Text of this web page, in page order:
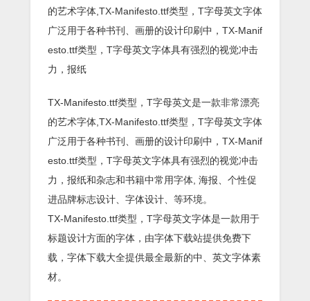
的艺术字体,TX-Manifesto.ttf类型，T字母英文字体
广泛用于各种书刊、画册的设计印刷中，TX-Manif
esto.ttf类型，T字母英文字体具有强烈的视觉冲击
力，报纸
TX-Manifesto.ttf类型，T字母英文是一款非常漂亮
的艺术字体,TX-Manifesto.ttf类型，T字母英文字体
广泛用于各种书刊、画册的设计印刷中，TX-Manif
esto.ttf类型，T字母英文字体具有强烈的视觉冲击
力，报纸和杂志和书籍中常用字体, 海报、个性促
进品牌标志设计、字体设计、等环境。
TX-Manifesto.ttf类型，T字母英文字体是一款用于
标题设计方面的字体，由字体下载站提供免费下
载，字体下载大全提供最全最新的中、英文字体素
材。